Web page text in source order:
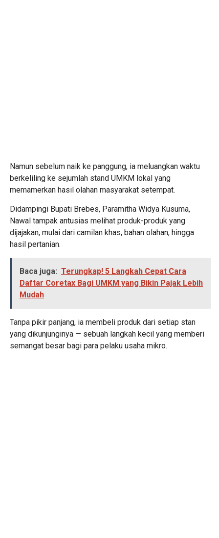
Namun sebelum naik ke panggung, ia meluangkan waktu
berkeliling ke sejumlah stand UMKM lokal yang
memamerkan hasil olahan masyarakat setempat.
Didampingi Bupati Brebes, Paramitha Widya Kusuma,
Nawal tampak antusias melihat produk-produk yang
dijajakan, mulai dari camilan khas, bahan olahan, hingga
hasil pertanian.
Baca juga: Terungkap! 5 Langkah Cepat Cara
Daftar Coretax Bagi UMKM yang Bikin Pajak Lebih
Mudah
Tanpa pikir panjang, ia membeli produk dari setiap stan
yang dikunjunginya — sebuah langkah kecil yang memberi
semangat besar bagi para pelaku usaha mikro.